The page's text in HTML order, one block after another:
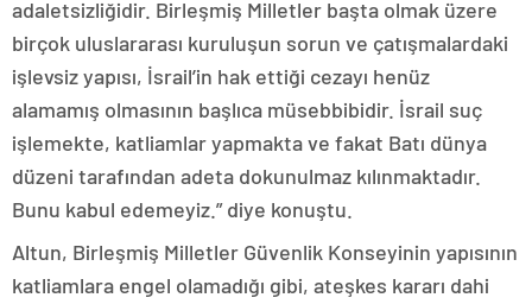
adaletsizliğidir. Birleşmiş Milletler başta olmak üzere
birçok uluslararası kuruluşun sorun ve çatışmalardaki
işlevsiz yapısı, İsrail’in hak ettiği cezayı henüz
alamamış olmasının başlıca müsebbibidir. İsrail suç
işlemekte, katliamlar yapmakta ve fakat Batı dünya
düzeni tarafından adeta dokunulmaz kılınmaktadır.
Bunu kabul edemeyiz.” diye konuştu.
Altun, Birleşmiş Milletler Güvenlik Konseyinin yapısının
katliamlara engel olamadığı gibi, ateşkes kararı dahi